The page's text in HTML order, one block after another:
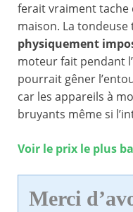
ferait vraiment tache
maison. La
physiquement
moteur fait pendant
pourrait gêner
car les appareils à
bruyants même si
Voir le prix le plus
Merci